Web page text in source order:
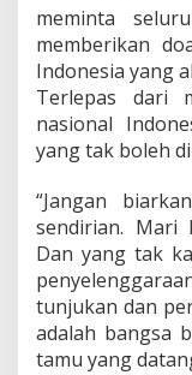
meminta
memberikan
Indonesia yang
Terlepas dari
nasional
yang tak boleh
“Jangan
sendirian. Mari
Dan yang tak
tunjukan dan
adalah bangsa
tamu yang